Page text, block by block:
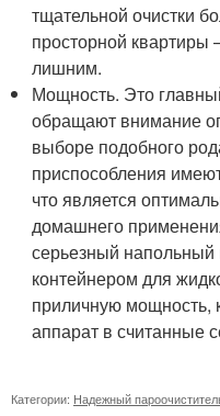
тщательной очистки
просторной квартиры
лишним.
Мощность. Это
обращают внимание
выборе подобного
приспособления
что является
домашнего
серьезный
контейнером для
приличную мощность,
аппарат в считанные
Категории: Надежный